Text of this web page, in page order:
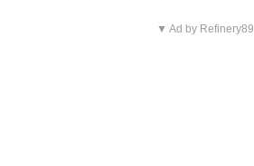
▼ Ad by Refinery89